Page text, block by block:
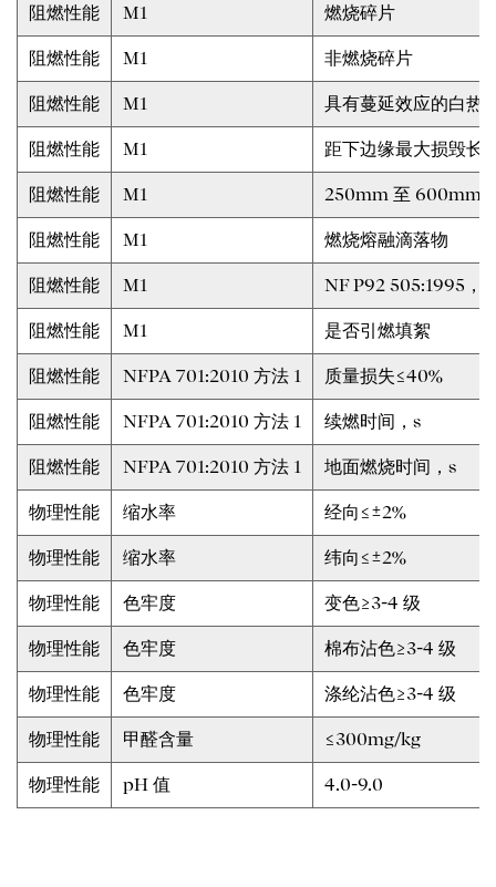
阻燃性能 M1 燃烧碎片
阻燃性能 M1 非燃烧碎片
阻燃性能 M1 具有蔓延效应的白热
阻燃性能 M1 距下边缘最大损毁长
阻燃性能 M1 250mm 至 600mm
阻燃性能 M1 燃烧熔融滴落物
阻燃性能 M1 NF P92 505:1995，
阻燃性能 M1 是否引燃填絮
阻燃性能 NFPA 701:2010 方法 1 质量损失≤40%
阻燃性能 NFPA 701:2010 方法 1 续燃时间，s
阻燃性能 NFPA 701:2010 方法 1 地面燃烧时间，s
物理性能 缩水率 经向≤±2%
物理性能 缩水率 纬向≤±2%
物理性能 色牢度 变色≥3-4 级
物理性能 色牢度 棉布沾色≥3-4 级
物理性能 色牢度 涤纶沾色≥3-4 级
物理性能 甲醛含量 ≤300mg/kg
物理性能 pH 值 4.0-9.0